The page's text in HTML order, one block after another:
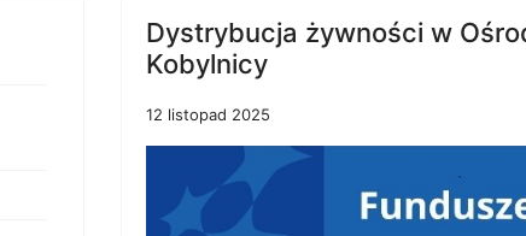
Dystrybucja żywności w
Kobylnicy
12 listopad 2025